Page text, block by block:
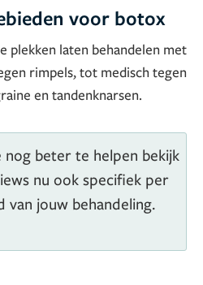
voor botox
plekken laten behandelen met
rimpels, tot medisch tegen
en tandenknarsen.
nog beter te helpen bekijk
nu ook specifiek per
van jouw behandeling.